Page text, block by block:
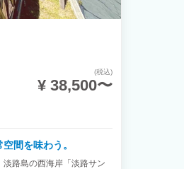
(税込)
¥ 38,500〜
間を味わう。
路島の西海岸「淡路サン